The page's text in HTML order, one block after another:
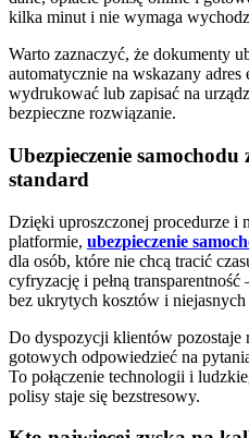
kilka minut i nie wymaga
Warto zaznaczyć, że dokumenty
automatycznie na wskazany
wydrukować lub zapisać na
bezpieczne rozwiązanie.
Ubezpieczenie samochodu
standard
Dzięki uproszczonej procedurze i
platformie, ubezpieczenie
dla osób, które nie chcą tracić
cyfryzację i pełną
bez ukrytych kosztów i niejasnych
Do dyspozycji klientów pozostaje
gotowych odpowiedzieć na
To połączenie technologii i
polisy staje się bezstresowy.